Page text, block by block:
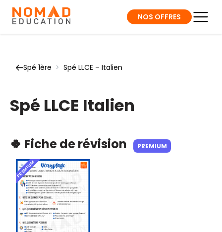
NOS OFFRES
Spé 1ère > Spé LLCE – Italien
Spé LLCE Italien
🍀 Fiche de révision PREMIUM
PREMIUM